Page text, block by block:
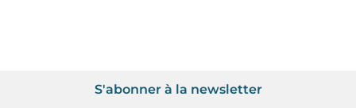
S'abonner à la newsletter